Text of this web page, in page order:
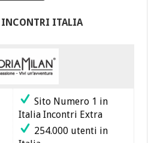
ITALIA
Sito Numero 1 in
Italia Incontri Extra
254.000 utenti in